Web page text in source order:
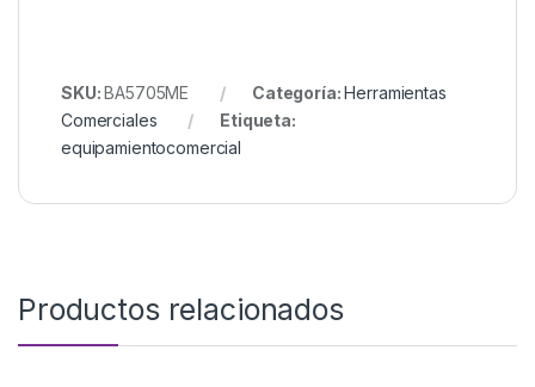
SKU:BA5705ME Categoría:Herramientas
Comerciales
Etiqueta:
equipamientocomercial
Productos relacionados